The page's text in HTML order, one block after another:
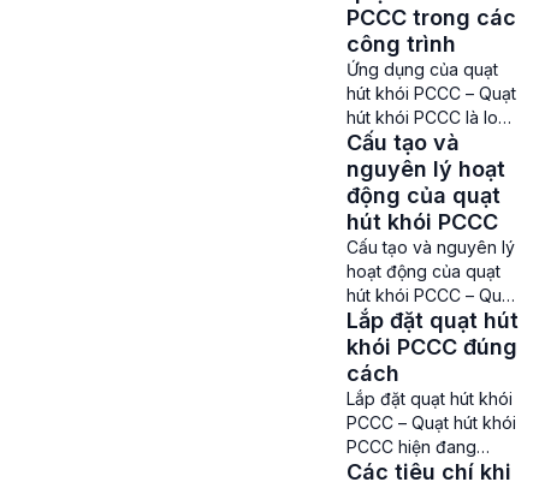
khói, khí độc ra ngoài
mỗi […]
tác phòng cháy chữa
cháy và giúp tiết kiệm
chi phí vận hành cho
các dự án, công trình
yêu cầu về hút khói,
thông gió ở các nhà
xưởng, tòa nhà cao
tầng. […]
PCCC trong các
công trình
Ứng dụng của quạt
hút khói PCCC – Quạt
hút khói PCCC là loại
quạt không thể thiếu
trong các công trình
xây dựng nhà xưởng,
tòa nhà cao tầng,
trung tâm thương mại.
Đây là thiết bị được
trang bị vào các hệ
thống hút khói, lưu
thông không khí,
cung cấp khí tươi […]
Cấu tạo và
nguyên lý hoạt
động của quạt
hút khói PCCC
Cấu tạo và nguyên lý
hoạt động của quạt
hút khói PCCC – Quạt
hút khói PCCC là một
thiết bị quan trọng
trong hệ thống phòng
cháy chữa cháy ở
các nhà máy, xưởng
sản xuất, trung tâm
thương mại, tòa nhà
Lắp đặt quạt hút
khói PCCC đúng
cách
Lắp đặt quạt hút khói
PCCC – Quạt hút khói
PCCC hiện đang
được trang bị ở khá
Các tiêu chí khi